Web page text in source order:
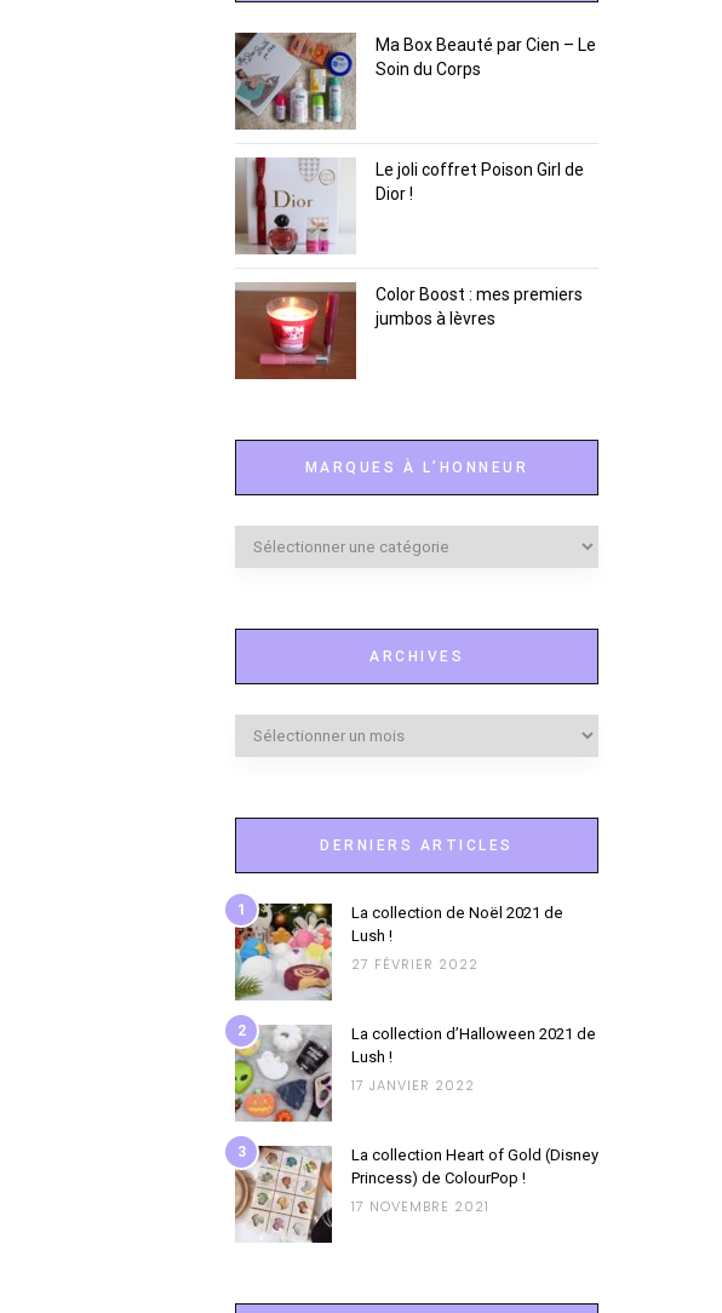
Ma Box Beauté par Cien – Le
Soin du Corps
Le joli coffret Poison Girl de
Dior !
Color Boost : mes premiers
jumbos à lèvres
MARQUES À L’HONNEUR
Marques
ARCHIVES
Archives
DERNIERS ARTICLES
1
La collection de Noël 2021 de
Lush !
27 FÉVRIER 2022
2
La collection d’Halloween 2021 de
Lush !
17 JANVIER 2022
3
La collection Heart of Gold (Disney
Princess) de ColourPop !
17 NOVEMBRE 2021